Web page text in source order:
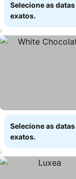
Selecione as
exatos.
Selecione as
exatos.